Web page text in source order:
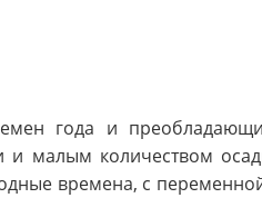
года и
и малым количеством
времена, с